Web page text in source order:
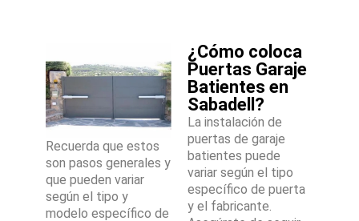
Recuerda que estos
son pasos generales y
que pueden variar
según el tipo y
modelo específico de
¿Cómo coloca
Puertas Garaje
Batientes en
Sabadell?
La instalación de
puertas de garaje
batientes puede
variar según el tipo
específico de puerta
y el fabricante.